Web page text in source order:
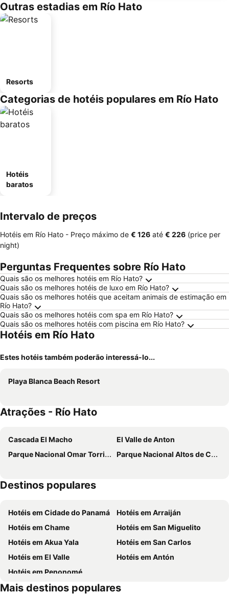
Outras estadias em Río Hato
Resorts
Categorias de hotéis populares em Río Hato
Hotéis
baratos
Intervalo de preços
Hotéis em Río Hato - Preço máximo de ‎€ 126 até ‎€ 226 (price per
night)
Perguntas Frequentes sobre Río Hato
Quais são os melhores hotéis em Río Hato?
Quais são os melhores hotéis de luxo em Río Hato?
Quais são os melhores hotéis que aceitam animais de estimação em
Río Hato?
Quais são os melhores hotéis com spa em Río Hato?
Quais são os melhores hotéis com piscina em Río Hato?
Hotéis em Río Hato
Estes hotéis também poderão interessá-lo...
Playa Blanca Beach Resort
Atrações - Río Hato
Cascada El Macho
El Valle de Anton
Parque Nacional Omar Torrijos Herrera
Parque Nacional Altos de Campana
Destinos populares
Hotéis em Cidade do Panamá
Hotéis em Arraiján
Hotéis em Chame
Hotéis em San Miguelito
Hotéis em Akua Yala
Hotéis em San Carlos
Hotéis em El Valle
Hotéis em Antón
Hotéis em Penonomé
Mais destinos populares